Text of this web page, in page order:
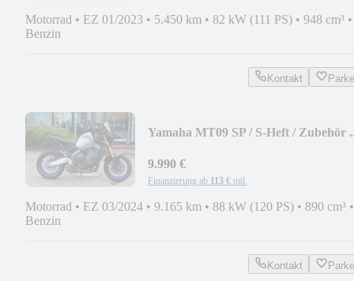
Motorrad • EZ 01/2023 • 5.450 km • 82 kW (111 PS) • 948 cm³ •
Benzin
Kontakt
Yamaha MT09 SP / S-Heft / Zubehör
9.990 €
Finanzierung ab 113 € mtl.
Motorrad • EZ 03/2024 • 9.165 km • 88 kW (120 PS) • 890 cm³ •
Benzin
Kontakt